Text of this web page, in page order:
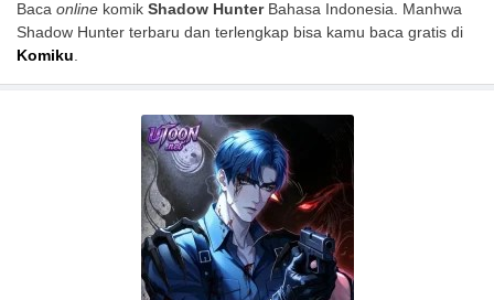
Baca online komik Shadow HunterBahasa Indonesia. Manhwa
Shadow Hunter terbaru dan terlengkap bisa kamu baca gratis di
Komiku